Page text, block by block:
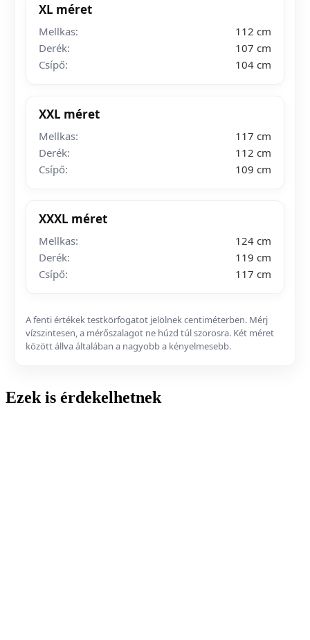
XL méret
Mellkas:
112 cm
Derék:
107 cm
Csípő:
104 cm
XXL méret
Mellkas:
117 cm
Derék:
112 cm
Csípő:
109 cm
XXXL méret
Mellkas:
124 cm
Derék:
119 cm
Csípő:
117 cm
A fenti értékek testkörfogatot jelölnek centiméterben. Mérj
vízszintesen, a mérőszalagot ne húzd túl szorosra. Két méret
között állva általában a nagyobb a kényelmesebb.
Ezek is érdekelhetnek